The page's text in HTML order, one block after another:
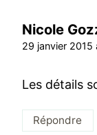
Nicole
29 janvier 2015
Les détails
Répondre